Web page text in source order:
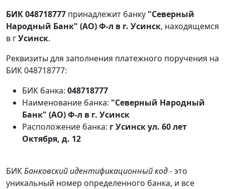
БИК 048718777 принадлежит банку "Северный
Народный Банк" (АО) Ф-л в г. Усинск, находящемся
в гУсинск.
Реквизиты для заполнения платежного поручения на
БИК 048718777:
БИК банка: 048718777
Наименование банка: "Северный Народный
Банк" (АО) Ф-л в г. Усинск
Расположение банка: г Усинск ул. 60 лет
Октября, д. 12
БИКБанковский идентификационный код- это
уникальный номер определенного банка, и все